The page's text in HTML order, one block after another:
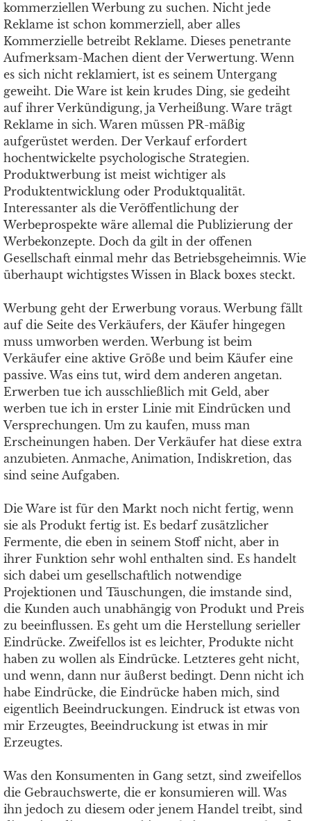
kommerziellen Werbung zu suchen. Nicht jede
Reklame ist schon kommerziell, aber alles
Kommerzielle betreibt Reklame. Dieses penetrante
Aufmerksam-Machen dient der Verwertung. Wenn
es sich nicht reklamiert, ist es seinem Untergang
geweiht. Die Ware ist kein krudes Ding, sie gedeiht
auf ihrer Verkündigung, ja Verheißung. Ware trägt
Reklame in sich. Waren müssen PR-mäßig
aufgerüstet werden. Der Verkauf erfordert
hochentwickelte psychologische Strategien.
Produktwerbung ist meist wichtiger als
Produktentwicklung oder Produktqualität.
Interessanter als die Veröffentlichung der
Werbeprospekte wäre allemal die Publizierung der
Werbekonzepte. Doch da gilt in der offenen
Gesellschaft einmal mehr das Betriebsgeheimnis. Wie
überhaupt wichtigstes Wissen in Black boxes steckt.
Werbung geht der Erwerbung voraus. Werbung fällt
auf die Seite des Verkäufers, der Käufer hingegen
muss umworben werden. Werbung ist beim
Verkäufer eine aktive Größe und beim Käufer eine
passive. Was eins tut, wird dem anderen angetan.
Erwerben tue ich ausschließlich mit Geld, aber
werben tue ich in erster Linie mit Eindrücken und
Versprechungen. Um zu kaufen, muss man
Erscheinungen haben. Der Verkäufer hat diese extra
anzubieten. Anmache, Animation, Indiskretion, das
sind seine Aufgaben.
Die Ware ist für den Markt noch nicht fertig, wenn
sie als Produkt fertig ist. Es bedarf zusätzlicher
Fermente, die eben in seinem Stoff nicht, aber in
ihrer Funktion sehr wohl enthalten sind. Es handelt
sich dabei um gesellschaftlich notwendige
Projektionen und Täuschungen, die imstande sind,
die Kunden auch unabhängig von Produkt und Preis
zu beeinflussen. Es geht um die Herstellung serieller
Eindrücke. Zweifellos ist es leichter, Produkte nicht
haben zu wollen als Eindrücke. Letzteres geht nicht,
und wenn, dann nur äußerst bedingt. Denn nicht ich
habe Eindrücke, die Eindrücke haben mich, sind
eigentlich Beeindruckungen. Eindruck ist etwas von
mir Erzeugtes, Beeindruckung ist etwas in mir
Erzeugtes.
Was den Konsumenten in Gang setzt, sind zweifellos
die Gebrauchswerte, die er konsumieren will. Was
ihn jedoch zu diesem oder jenem Handel treibt, sind